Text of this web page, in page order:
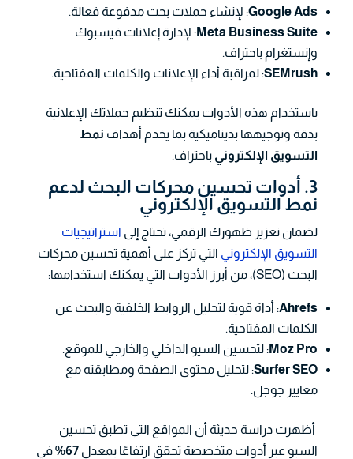
Google Ads: لإنشاء حملات بحث مدفوعة فعالة.
Meta Business Suite: لإدارة إعلانات فيسبوك
وإنستغرام باحتراف.
SEMrush: لمراقبة أداء الإعلانات والكلمات المفتاحية.
باستخدام هذه الأدوات يمكنك تنظيم حملاتك الإعلانية
بدقة وتوجيهها بديناميكية بما يخدم أهداف نمط
التسويق الإلكتروني باحتراف.
3. أدوات تحسين محركات البحث لدعم
نمط التسويق الإلكتروني
لضمان تعزيز ظهورك الرقمي، تحتاج إلى استراتيجيات
التسويق الإلكتروني التي تركز على أهمية تحسين محركات
البحث (SEO)، من أبرز الأدوات التي يمكنك استخدامها:
Ahrefs: أداة قوية لتحليل الروابط الخلفية والبحث عن
الكلمات المفتاحية.
Moz Pro: لتحسين السيو الداخلي والخارجي للموقع.
Surfer SEO: لتحليل محتوى الصفحة ومطابقته مع
معايير جوجل.
أظهرت دراسة حديثة أن المواقع التي تطبق تحسين
السيو عبر أدوات متخصصة تحقق ارتفاعًا بمعدل 67%
في